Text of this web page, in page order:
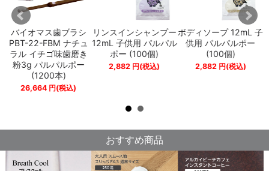
バイオマス歯ブラシ
PBT-22-FBM ナチュ
ラル イチゴ味歯磨き
粉3g パルパルポー
(1200本)
26,664 円(税込)
リンスインシャンプー
12mL 子供用 パルパル
ポー (100個)
2,882 円(税込)
ボディソープ 12mL 子
供用 パルパルポー
(100個)
2,882円(税込)
おすすめ商品